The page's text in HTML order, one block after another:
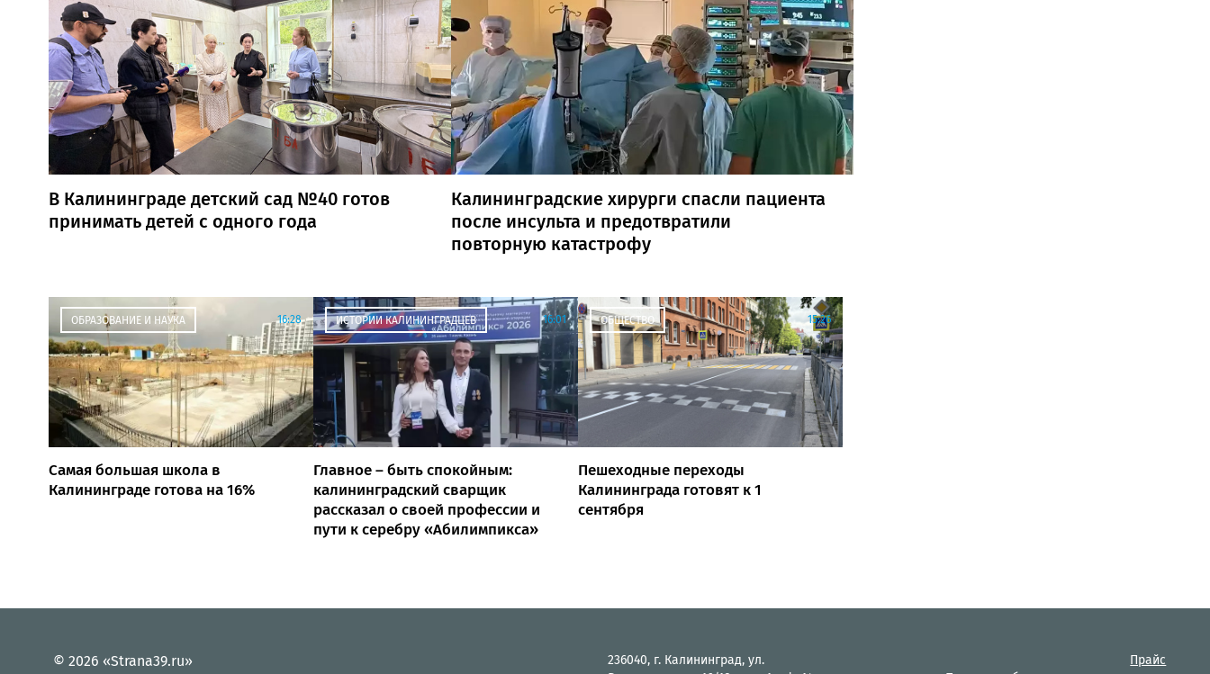
В Калининграде детский сад №40 готов
принимать детей с одного года
Калининградские хирурги спасли пациента
после инсульта и предотвратили
повторную катастрофу
ОБРАЗОВАНИЕ И НАУКА 16:28
Самая большая школа в
Калининграде готова на 16%
ИСТОРИИ КАЛИНИНГРАДЦЕВ 16:01
Главное – быть спокойным:
калининградский сварщик
рассказал о своей профессии и
пути к серебру «Абилимпикса»
ОБЩЕСТВО 15:26
Пешеходные переходы
Калининграда готовят к 1
сентября
© 2026 «Strana39.ru»
236040, г. Калининград, ул.
Прайс